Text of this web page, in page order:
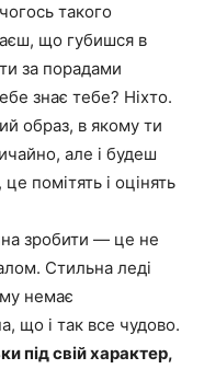
такого
що губишся в
за порадами
знає тебе? Ніхто.
образ, в якому ти
але і будеш
помітять і оцінять
зробити — це не
Стильна леді
немає
що і так все чудово.
під свій характер,